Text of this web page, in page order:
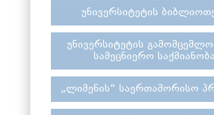
უნივერსიტეტის
უნივერსიტეტის
სამეცნიერო საქმიანობა
„ლიმენის“ საერთაშორისო